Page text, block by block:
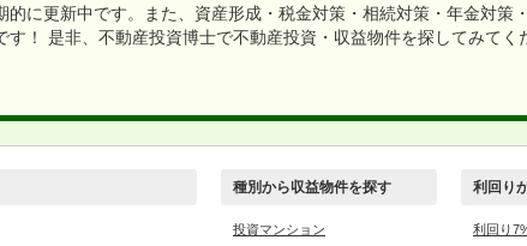
的に更新中です。また、資産形成・税金対策・相続対策・年金対
す！ 是非、不動産投資博士で不動産投資・収益物件を探してみてく
種別から収益物件を探す
投資マンション
利回り
利回り